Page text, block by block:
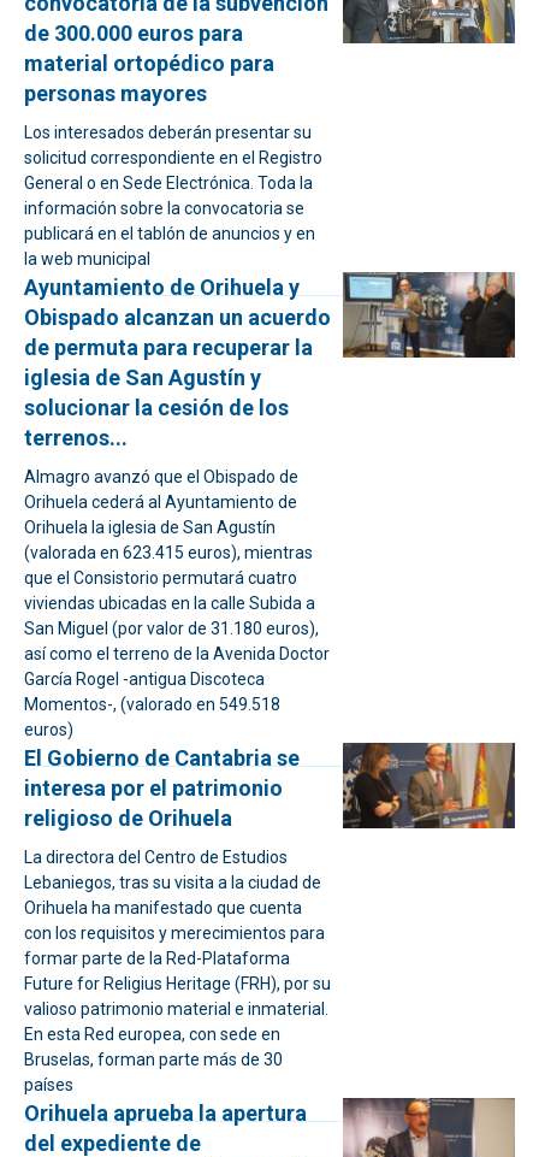
de 300.000 euros para
material ortopédico para
personas mayores
Los interesados deberán presentar su
solicitud correspondiente en el Registro
General o en Sede Electrónica. Toda la
información sobre la convocatoria se
publicará en el tablón de anuncios y en
la web municipal
Ayuntamiento de Orihuela y
Obispado alcanzan un acuerdo
de permuta para recuperar la
iglesia de San Agustín y
solucionar la cesión de los
terrenos...
Almagro avanzó que el Obispado de
Orihuela cederá al Ayuntamiento de
Orihuela la iglesia de San Agustín
(valorada en 623.415 euros), mientras
que el Consistorio permutará cuatro
viviendas ubicadas en la calle Subida a
San Miguel (por valor de 31.180 euros),
así como el terreno de la Avenida Doctor
García Rogel -antigua Discoteca
Momentos-, (valorado en 549.518
euros)
El Gobierno de Cantabria se
interesa por el patrimonio
religioso de Orihuela
La directora del Centro de Estudios
Lebaniegos, tras su visita a la ciudad de
Orihuela ha manifestado que cuenta
con los requisitos y merecimientos para
formar parte de la Red-Plataforma
Future for Religius Heritage (FRH), por su
valioso patrimonio material e inmaterial.
En esta Red europea, con sede en
Bruselas, forman parte más de 30
países
Orihuela aprueba la apertura
del expediente de